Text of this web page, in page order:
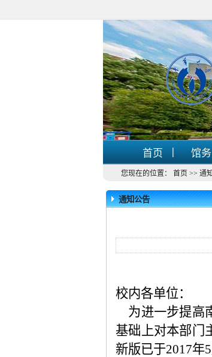
首页 | 馆
您现在的位置： 首页 >> 通
通知公告
校内各单位：
为进一步提高
基础上对本部门
新版已于2017年5